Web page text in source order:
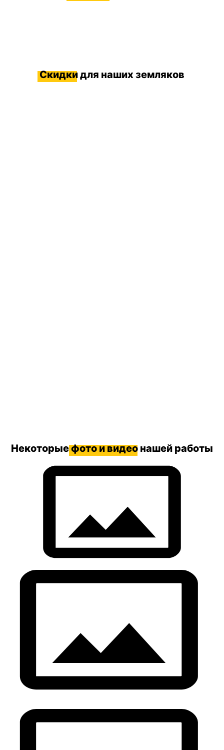
Скидкидля наших земляков
Некоторыефото и видео нашей работы